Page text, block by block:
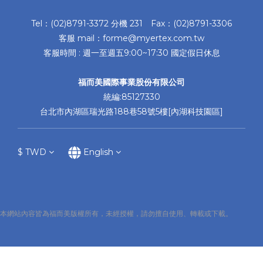
Tel：(02)8791-3372 分機 231 Fax：(02)8791-3306
客服 mail：forme@myertex.com.tw
客服時間 : 週一至週五9:00~17:30 國定假日休息
福而美國際事業股份有限公司
統編:85127330
台北市內湖區瑞光路188巷58號5樓[內湖科技園區]
$ TWD English
本網站內容皆為福而美版權所有，未經授權，請勿擅自使用、轉載或下載。